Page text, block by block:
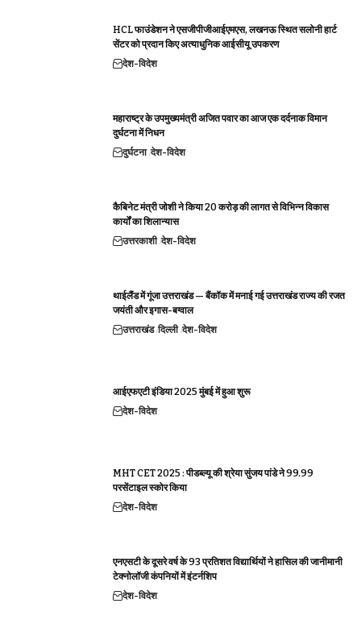
HCL फाउंडेशन ने एसजीपीजीआईएमएस, लखनऊ स्थित सलोनी हार्ट
सेंटर को प्रदान किए अत्याधुनिक आईसीयू उपकरण
देश-विदेश
महाराष्ट्र के उपमुख्यमंत्री अजित पवार का आज एक दर्दनाक विमान
दुर्घटना में निधन
दुर्घटना देश-विदेश
कैबिनेट मंत्री जोशी ने किया 20 करोड़ की लागत से विभिन्न विकास
कार्यों का शिलान्यास
उत्तरकाशी देश-विदेश
थाईलैंड में गूंजा उत्तराखंड — बैंकॉक में मनाई गई उत्तराखंड राज्य की रजत
जयंती और इगास-बग्वाल
उत्तराखंड दिल्ली देश-विदेश
आईएफएटी इंडिया 2025 मुंबई में हुआ शुरू
देश-विदेश
MHT CET 2025 : पीडब्ल्यू की श्रेया सुंजय पांडे ने 99.99
परसेंटाइल स्कोर किया
देश-विदेश
एनएसटी के दूसरे वर्ष के 93 प्रतिशत विद्यार्थियों ने हासिल की जानीमानी
टेक्नोलॉजी कंपनियों में इंटर्नशिप
देश-विदेश